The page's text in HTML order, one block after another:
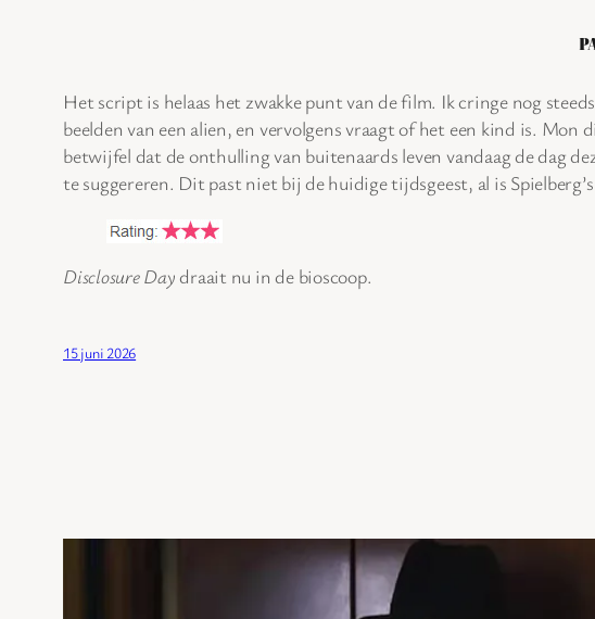
Het script is helaas het zwakke punt van de film. Ik cringe nog
beelden van een alien, en vervolgens vraagt of het een kind is.
betwijfel dat de onthulling van buitenaards leven vandaag de dag
te suggereren. Dit past niet bij de huidige tijdsgeest, al is
Disclosure Daydraait nu in de bioscoop.
15 juni 2026